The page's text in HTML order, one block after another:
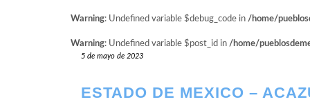
Warning: Undefined variable $debug_code in /home/
Warning: Undefined variable $post_id in /home/
5 de mayo de 2023
ESTADO DE MEXICO –